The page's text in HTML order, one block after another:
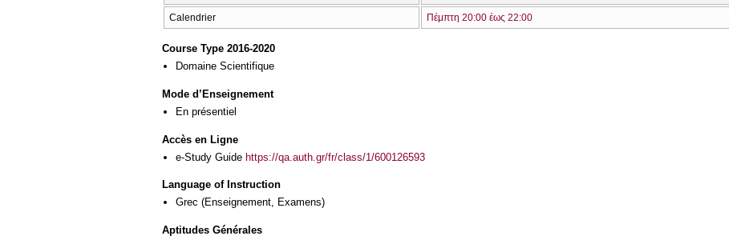
Calendrier Πέμπτη 20:00 έως 22:00
Course Type 2016-2020
Domaine Scientifique
Mode d’Enseignement
En présentiel
Accès en Ligne
e-Study Guide https://qa.auth.gr/fr/class/1/600126593
Language of Instruction
Grec (Enseignement, Examens)
Aptitudes Générales